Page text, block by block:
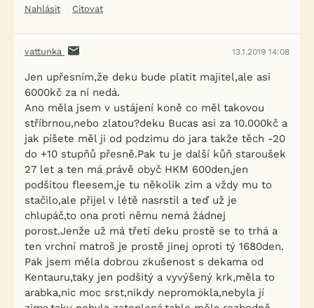
Nahlásit
Citovat
vattunka 13.1.2019 14:08
Jen upřesním,že deku bude platit majitel,ale asi
6000kč za ní nedá.
Ano měla jsem v ustájení koně co měl takovou
stříbrnou,nebo zlatou?deku Bucas asi za 10.000kč a
jak píšete měl ji od podzimu do jara takže těch -20
do +10 stupňů přesně.Pak tu je další kůň staroušek
27 let a ten má právě obyč HKM 600den,jen
podšitou fleesem,je tu několik zim a vždy mu to
stačilo,ale přijel v létě nasrstil a teď už je
chlupáč,to ona proti němu nemá žádnej
porost.Jenže už má třetí deku prostě se to trhá a
ten vrchní matroš je prostě jinej oproti tý 1680den.
Pak jsem měla dobrou zkušenost s dekama od
Kentauru,taky jen podšitý a vyvýšený krk,měla to
arabka,nic moc srst,nikdy nepromokla,nebyla jí